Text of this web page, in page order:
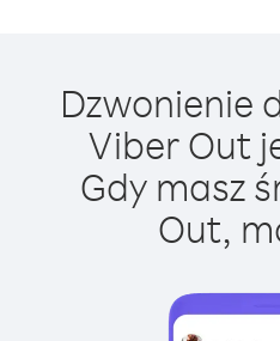
Dzwonienie
Viber Out
Gdy masz
Out,